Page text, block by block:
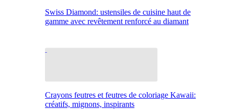
Swiss Diamond: ustensiles de cuisine haut de
gamme avec revêtement renforcé au diamant
Crayons feutres et feutres de coloriage Kawaii:
créatifs, mignons, inspirants